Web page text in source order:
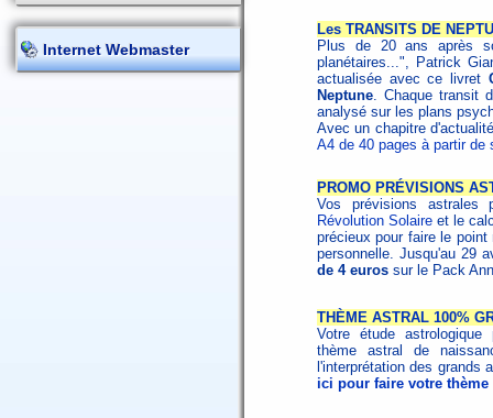
Internet Webmaster
Les TRANSITS DE
Plus de 20 ans après
planétaires...", Patrick
actualisée avec ce livret
Neptune. Chaque transit
analysé sur les plans
Avec un chapitre
A4 de 40 pages à partir de
PROMO PRÉVISIONS
Vos prévisions astrales
Révolution Solaire et le
précieux pour faire le
personnelle. Jusqu'au 29
de 4 euros sur le Pack
THÈME ASTRAL 100%
Votre étude astrologique
thème astral de
l'interprétation des
ici pour faire votre